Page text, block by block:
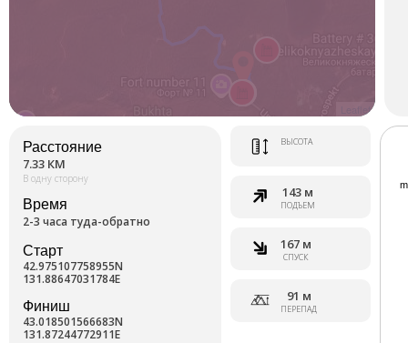
Leaflet
Расстояние
7.33 КМ
В одну сторону
Время
2-3 часа туда-обратно
Старт
42.975107758955N
131.88647031784E
Финиш
43.018501566683N
131.87244772911E
ВЫСОТА
143 м
ПОДЪЕМ
167 м
СПУСК
91 м
ПЕРЕПАД
m